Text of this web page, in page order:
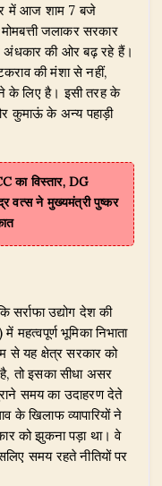
में आज शाम 7 बजे
मोमबत्ती जलाकर सरकार
की ओर बढ़ रहे हैं।
की मंशा से नहीं,
के लिए है। इसी तरह के
कुमाऊं के अन्य पहाड़ी
का विस्तार, DG
वत्स ने मुख्यमंत्री पुष्कर
सर्राफा उद्योग देश की
भूमिका निभाता
से यह क्षेत्र सरकार को
है, तो इसका सीधा असर
समय का उदाहरण देते
के खिलाफ व्यापारियों ने
को झुकना पड़ा था। वे
समय रहते नीतियों पर